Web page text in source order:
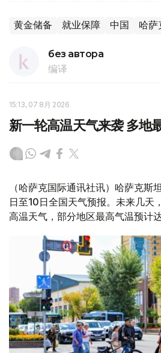
黄金储备 就业保障 中国 哈萨
без автора
编译
15:13, 07 8月 2026
新一轮高温天气来袭 多地
（哈萨克国际通讯社讯）哈萨克斯
日至10日全国天气预报。未来几天
高温天气，部分地区最高气温预计